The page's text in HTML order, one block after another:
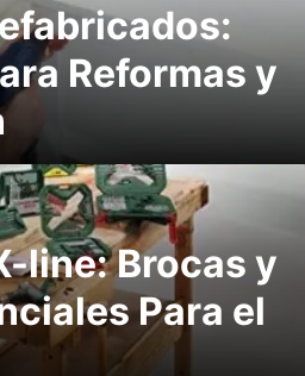
Reformas y
line: Brocas y
Para el